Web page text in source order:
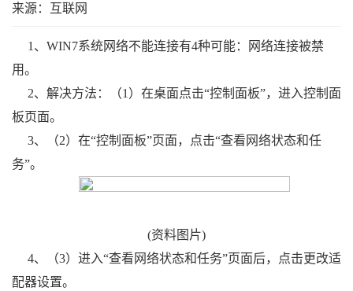
来源：互联网
1、WIN7系统网络不能连接有4种可能：网络连接被禁
用。
2、解决方法：（1）在桌面点击“控制面板”，进入控制面
板页面。
3、（2）在“控制面板”页面，点击“查看网络状态和任
务”。
(资料图片)
4、（3）进入“查看网络状态和任务”页面后，点击更改适
配器设置。